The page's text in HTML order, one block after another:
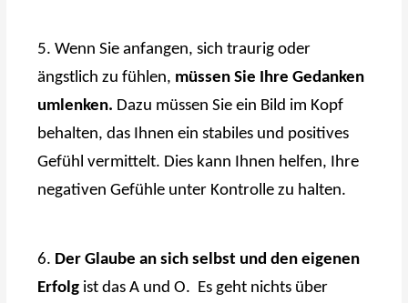
5. Wenn Sie anfangen, sich traurig oder
ängstlich zu fühlen, müssen Sie Ihre Gedanken
umlenken. Dazu müssen Sie ein Bild im Kopf
behalten, das Ihnen ein stabiles und positives
Gefühl vermittelt. Dies kann Ihnen helfen, Ihre
negativen Gefühle unter Kontrolle zu halten.
6. Der Glaube an sich selbst und den eigenen
Erfolg ist das A und O. Es geht nichts über